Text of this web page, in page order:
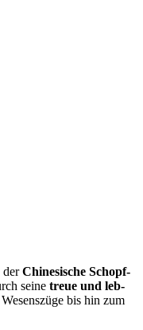
derChi­ne­si­sche Schopf­
sei­ne treue und leb­
bis hin zum